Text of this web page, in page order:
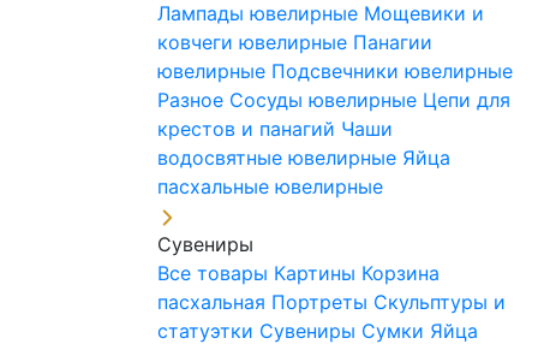
Лампады ювелирные Мощевики и
ковчеги ювелирные Панагии
ювелирные Подсвечники ювелирные
Разное Сосуды ювелирные Цепи для
крестов и панагий Чаши
водосвятные ювелирные Яйца
пасхальные ювелирные
Сувениры
Все товары Картины Корзина
пасхальная Портреты Скульптуры и
статуэтки Сувениры Сумки Яйца